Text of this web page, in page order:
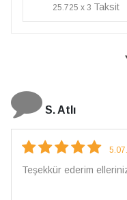
36.141 x 3
N. Elçi
Çarpıcı ve olağanüstü